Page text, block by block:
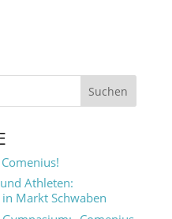
Athleten:
Markt Schwaben